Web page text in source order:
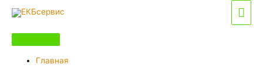
Перейти
содержимому
Главная